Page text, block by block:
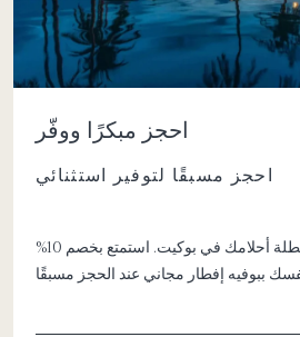
احجز مبكرًا ووفّر
احجز مسبقًا لتوفير استثنائي
خطّط مسبقًا ووفر في عطلة أحلامك في بوكيت. استمتع بخصم 10%